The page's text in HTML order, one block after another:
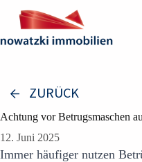
Inhalt
springen
ZURÜCK
Achtung vor Betrugsmaschen
12. Juni 2025
Immer häufiger nutzen